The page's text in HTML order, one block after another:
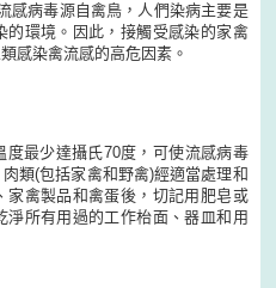
感病毒源自禽鳥，人們染病主要是
的環境。因此，接觸受感染的家禽
感染禽流感的高危因素。
最少達攝氏70度，可使流感病毒
類(包括家禽和野禽)經適當處理和
家禽製品和禽蛋後，切記用肥皂或
所有用過的工作枱面、器皿和用